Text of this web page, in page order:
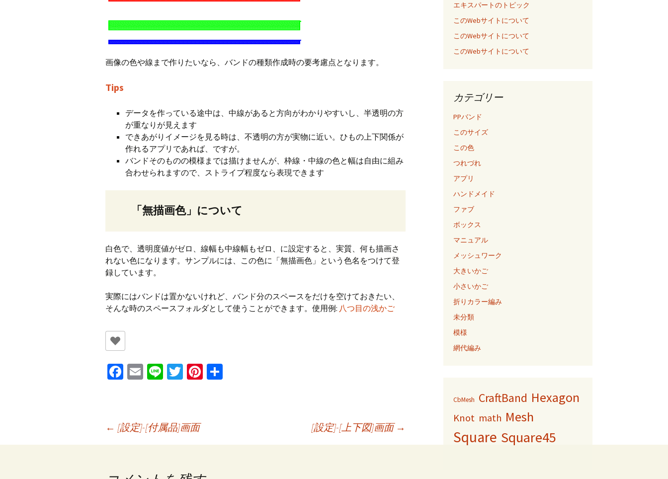
画像の色や線まで作りたいなら、バンドの種類作成時の要考慮点となります。
Tips
データを作っている途中は、中線があると方向がわかりやすいし、半透明の方
が重なりが見えます
できあがりイメージを見る時は、不透明の方が実物に近い。ひもの上下関係が
作れるアプリであれば、ですが。
バンドそのものの模様までは描けませんが、枠線・中線の色と幅は自由に組み
合わせられますので、ストライプ程度なら表現できます
「無描画色」について
白色で、透明度値がゼロ、線幅も中線幅もゼロ、に設定すると、実質、何も描画さ
れない色になります。サンプルには、この色に「無描画色」という色名をつけて登
録しています。
実際にはバンドは置かないけれど、バンド分のスペースをだけを空けておきたい、
そんな時のスペースフォルダとして使うことができます。使用例: 八つ目の浅かご
Fa
o
o
k
E
l
Li T
er
Pi
← [設定]-[付属品]画面 [設定]-[上下図]画面 →
エキスパートのトピック
このWebサイトについて
このWebサイトについて
このWebサイトについて
カテゴリー
PPバンド
このサイズ
この色
つれづれ
アプリ
ハンドメイド
ファブ
ボックス
マニュアル
メッシュワーク
大きいかご
小さいかご
折りカラー編み
未分類
模様
網代編み
CbMesh CraftBand Hexagon
Knot math Mesh
Square Square45